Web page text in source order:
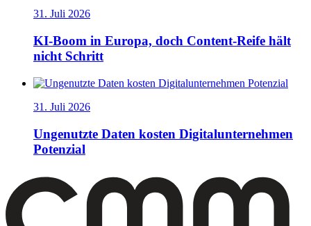
31. Juli 2026
KI-Boom in Europa, doch Content-Reife hält
nicht Schritt
31. Juli 2026
Ungenutzte Daten kosten Digitalunternehmen
Potenzial